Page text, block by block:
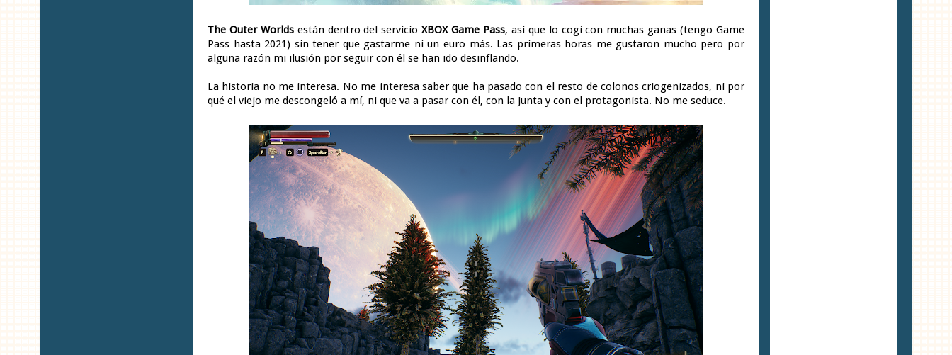
The Outer Worldsestán dentro del servicioXBOX Game Pass, asi que lo cogí con muchas ganas (tengo Game
Pass hasta 2021) sin tener que gastarme ni un euro más. Las primeras horas me gustaron mucho pero por
alguna razón mi ilusión por seguir con él se han ido desinflando.
La historia no me interesa. No me interesa saber que ha pasado con el resto de colonos criogenizados, ni por
qué el viejo me descongeló a mí, ni que va a pasar con él, con la Junta y con el protagonista. No me seduce.